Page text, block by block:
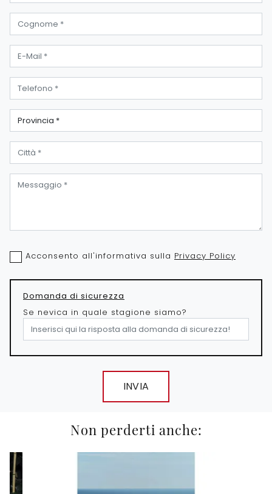
Acconsento all'informativa sulla Privacy Policy
Domanda di sicurezza
Se nevica in quale stagione siamo?
INVIA
Non perderti anche: